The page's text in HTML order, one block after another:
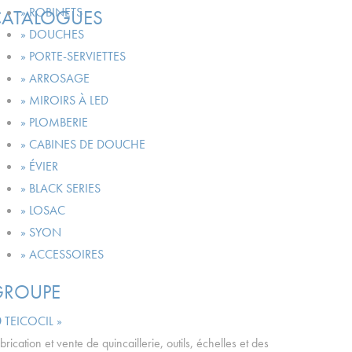
» ROBINETS
» DOUCHES
» PORTE-SERVIETTES
» ARROSAGE
» MIROIRS À LED
» PLOMBERIE
» CABINES DE DOUCHE
» ÉVIER
» BLACK SERIES
» LOSAC
» SYON
» ACCESSOIRES
TEICOCIL »
et vente de quincaillerie, outils, échelles et des